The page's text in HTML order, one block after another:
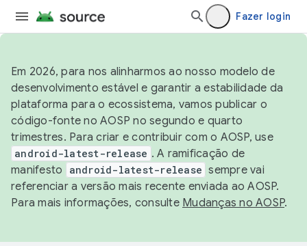
Fazer login
Em 2026, para nos alinharmos ao nosso modelo de
desenvolvimento estável e garantir a estabilidade da
plataforma para o ecossistema, vamos publicar o
código-fonte no AOSP no segundo e quarto
trimestres. Para criar e contribuir com o AOSP, use
android-latest-release . A ramificação de
manifesto
android-latest-release sempre vai
referenciar a versão mais recente enviada ao AOSP.
Para mais informações, consulte Mudanças no AOSP.